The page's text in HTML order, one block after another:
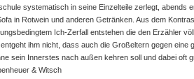
systematisch in seine Einzelteile zerlegt, abends
in Rotwein und anderen Getränken. Aus dem
Ich-Zerfall entstehen die den Erzähler
ihm nicht, dass auch die Großeltern gegen eine
sein Innerstes nach außen kehren soll und dabei oft
& Witsch